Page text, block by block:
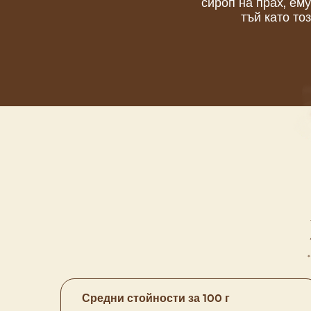
сироп на прах,
тъй като
Средни стойности за 100 г